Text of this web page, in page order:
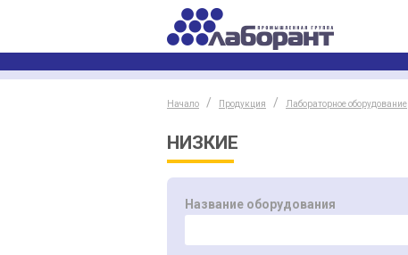
Начало Продукция Лабораторное оборудование
НИЗКИЕ
Название оборудования